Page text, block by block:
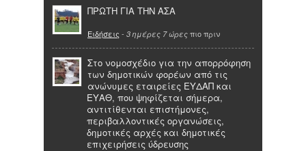
ΠΡΩΤΗ ΓΙΑ ΤΗΝ ΑΣΑ
Ειδήσεις - 3 ημέρες 7 ώρες πιο πριν
Στο νομοσχέδιο για την απορρόφηση
των δημοτικών φορέων από τις
ανώνυμες εταιρείες ΕΥΔΑΠ και
ΕΥΑΘ, που ψηφίζεται σήμερα,
αντιτίθενται επιστήμονες,
περιβαλλοντικές οργανώσεις,
δημοτικές αρχές και δημοτικές
επιχειρήσεις ύδρευσης